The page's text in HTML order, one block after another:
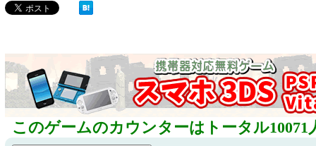
このゲームのカウンターはトータル10071